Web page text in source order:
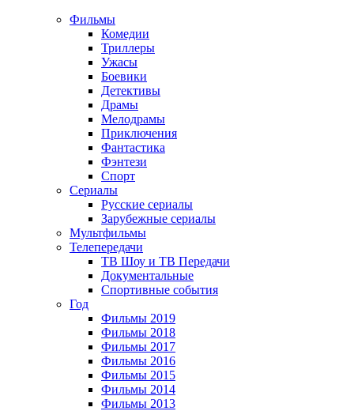
Фильмы
Комедии
Триллеры
Ужасы
Боевики
Детективы
Драмы
Мелодрамы
Приключения
Фантастика
Фэнтези
Спорт
Сериалы
Русские сериалы
Зарубежные сериалы
Мультфильмы
Телепередачи
ТВ Шоу и ТВ Передачи
Документальные
Спортивные события
Год
Фильмы 2019
Фильмы 2018
Фильмы 2017
Фильмы 2016
Фильмы 2015
Фильмы 2014
Фильмы 2013